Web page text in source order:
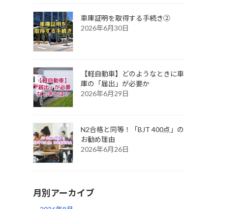
車庫証明を取得する手続き②
2026年6月30日
【軽自動車】どのようなときに車
庫の「届出」が必要か
2026年6月29日
N2合格と同等！「BJT 400点」の
お勧め理由
2026年6月26日
月別アーカイブ